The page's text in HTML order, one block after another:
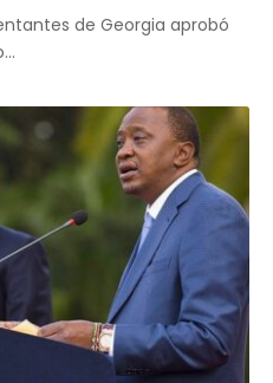
de Georgia aprobó